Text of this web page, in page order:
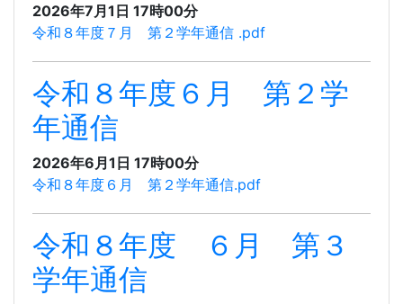
2026年7月1日 17時00分
令和８年度７月 第２学年通信 .pdf
令和８年度６月 第２学
年通信
2026年6月1日 17時00分
令和８年度６月 第２学年通信.pdf
令和８年度 ６月 第３
学年通信